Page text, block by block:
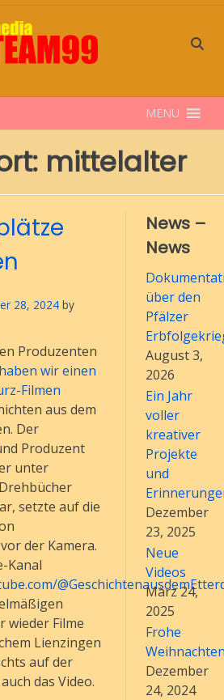
MENU
mittelalter
28, 2024 by
Produzenten
haben wir einen
Filmen
aus dem
Der
Produzent
unter
setzte auf die
der Kamera.
Kanal
wieder Filme
Lienzingen
auf der
das Video.
News –
News
über den
Pfälzer
August 3,
2026
Ein Jahr
voller
kreativer
Projekte
und
Dezember
23, 2025
Neue
Videos
März 24,
2025
Frohe
Dezember
24, 2024